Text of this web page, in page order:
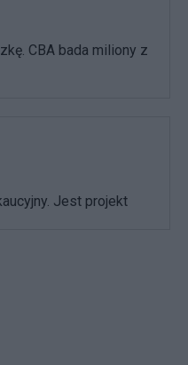
CBA bada miliony z
Jest projekt